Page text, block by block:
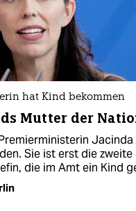
hat Kind bekommen
Mutter der
Sie ist erst die zweite
die im Amt ein Kind